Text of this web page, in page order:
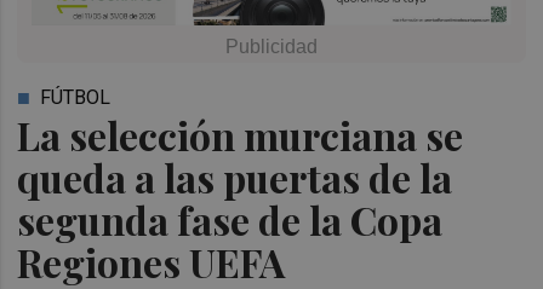
La selección murciana se
queda a las puertas de la
segunda fase de la Copa
Regiones UEFA
FÚTBOL